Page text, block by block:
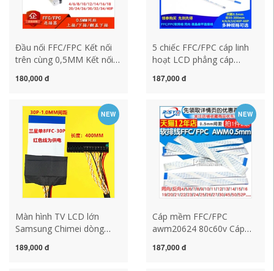
Đầu nối FFC/FPC Kết nối
trên cùng 0,5MM Kết nối
dưới cùng
180,000 đ
5 chiếc FFC/FPC cáp linh
hoạt LCD phẳng cáp
hướng 10/16/20/24-40P
187,000 đ
NEW
Màn hình TV LCD lớn
Samsung Chimei dòng
30P giao diện đơn 8-bit
189,000 đ
NEW
Cáp mềm FFC/FPC
awm20624 80c60v Cáp
6/10/16/20P
187,000 đ